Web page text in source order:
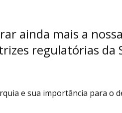
ainda mais a
regulatórias da
e sua importância para o